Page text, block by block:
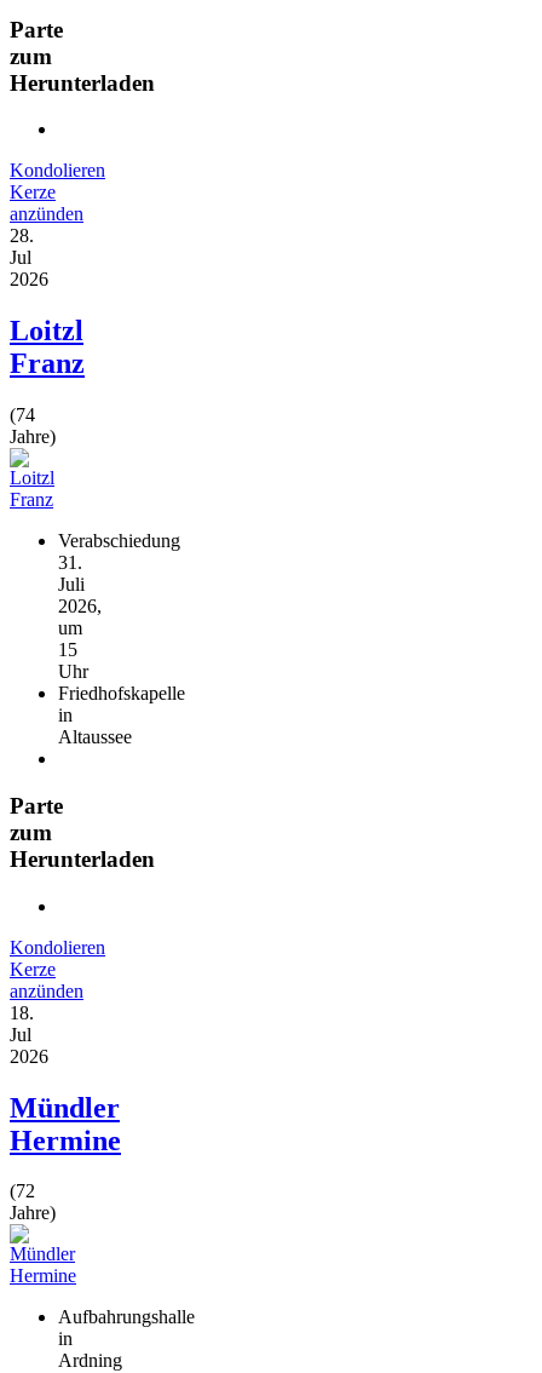
Parte
zum
Herunterladen
Kondolieren
Kerze
anzünden
28.
Jul
2026
Loitzl
Franz
(74
Jahre)
Verabschiedung
31.
Juli
2026,
um
15
Uhr
Friedhofskapelle
in
Altaussee
Parte
zum
Herunterladen
Kondolieren
Kerze
anzünden
18.
Jul
2026
Mündler
Hermine
(72
Jahre)
Aufbahrungshalle
in
Ardning